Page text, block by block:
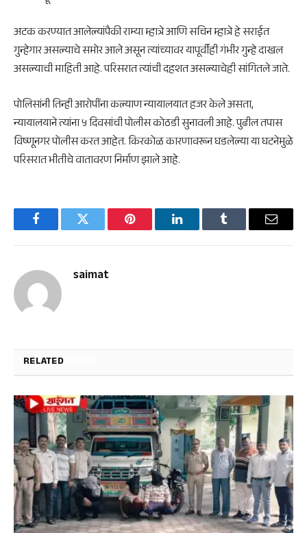
अटक करण्यात आलेल्यांपैकी राम्या म्हात्रे आणि सचिन म्हात्रे हे सराईत
गुन्हेगार असल्याचे समोर आले असून त्यांच्यावर यापूर्वीही गंभीर गुन्हे दाखल
असल्याची माहिती आहे. परिसरात त्यांची दहशत असल्याचेही सांगितले जाते.
पोलिसांनी तिन्ही आरोपींना कल्याण न्यायालयात हजर केले असता,
न्यायालयाने त्यांना ५ दिवसांची पोलीस कोठडी सुनावली आहे. पुढील तपास
विष्णूनगर पोलीस करत आहेत. किरकोळ कारणावरून घडलेल्या या घटनेमुळे
परिसरात भीतीचे वातावरण निर्माण झाले आहे.
FacebookTwitter Pinterest LinkedInTumblr Email
saimat
RELATED